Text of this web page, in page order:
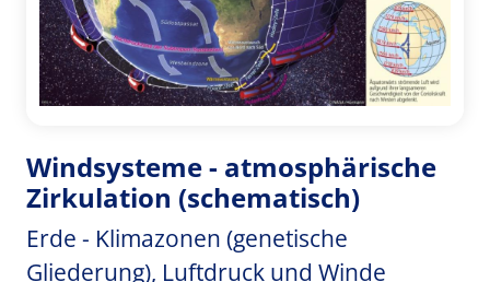
Windsysteme - atmosphärische
Zirkulation (schematisch)
Erde - Klimazonen (genetische
Gliederung), Luftdruck und Winde